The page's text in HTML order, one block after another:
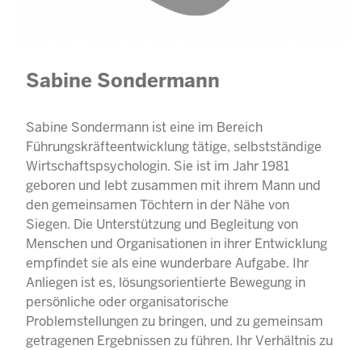
Sabine Sondermann
Sabine Sondermann ist eine im Bereich
Führungskräfteentwicklung tätige, selbstständige
Wirtschaftspsychologin. Sie ist im Jahr 1981
geboren und lebt zusammen mit ihrem Mann und
den gemeinsamen Töchtern in der Nähe von
Siegen. Die Unterstützung und Begleitung von
Menschen und Organisationen in ihrer Entwicklung
empfindet sie als eine wunderbare Aufgabe. Ihr
Anliegen ist es, lösungsorientierte Bewegung in
persönliche oder organisatorische
Problemstellungen zu bringen, und zu gemeinsam
getragenen Ergebnissen zu führen. Ihr Verhältnis zu